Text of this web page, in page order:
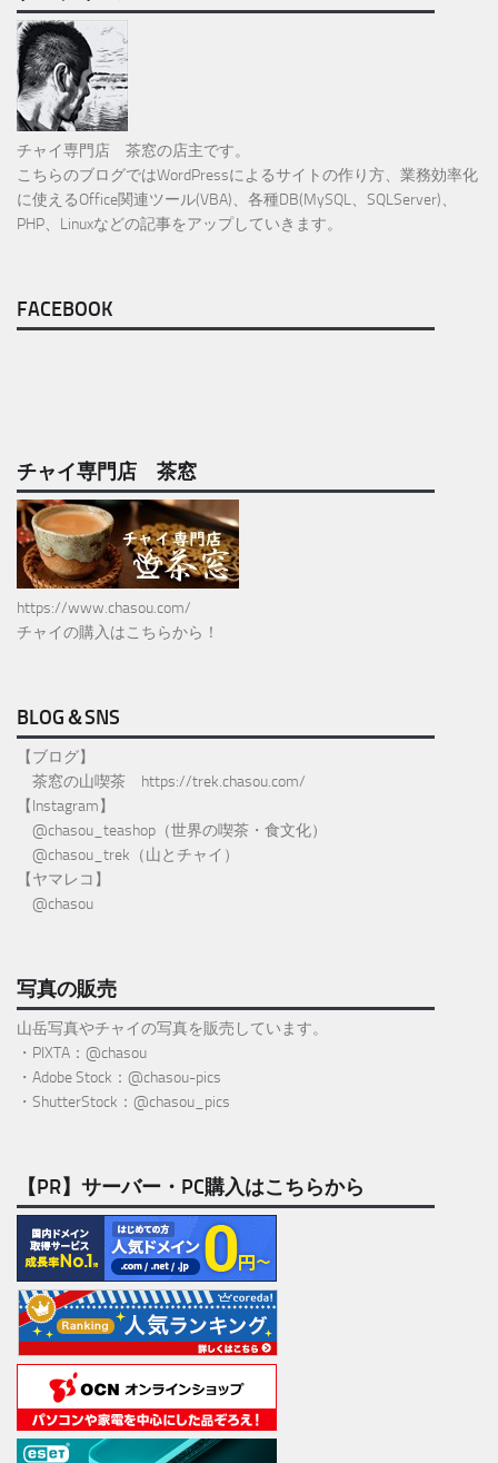
チャイ専門店 茶窓の店主です。
こちらのブログではWordPressによるサイトの作り方、業務効率化
に使えるOffice関連ツール(VBA)、各種DB(MySQL、SQLServer)、
PHP、Linuxなどの記事をアップしていきます。
FACEBOOK
チャイ専門店 茶窓
https://www.chasou.com/
チャイの購入はこちらから！
BLOG＆SNS
【ブログ】
茶窓の山喫茶 https://trek.chasou.com/
【Instagram】
@chasou_teashop （世界の喫茶・食文化）
@chasou_trek （山とチャイ）
【ヤマレコ】
@chasou
写真の販売
山岳写真やチャイの写真を販売しています。
・PIXTA：@chasou
・Adobe Stock：@chasou-pics
・ShutterStock：@chasou_pics
【PR】サーバー・PC購入はこちらから